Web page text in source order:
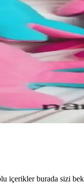
içerikler burada sizi